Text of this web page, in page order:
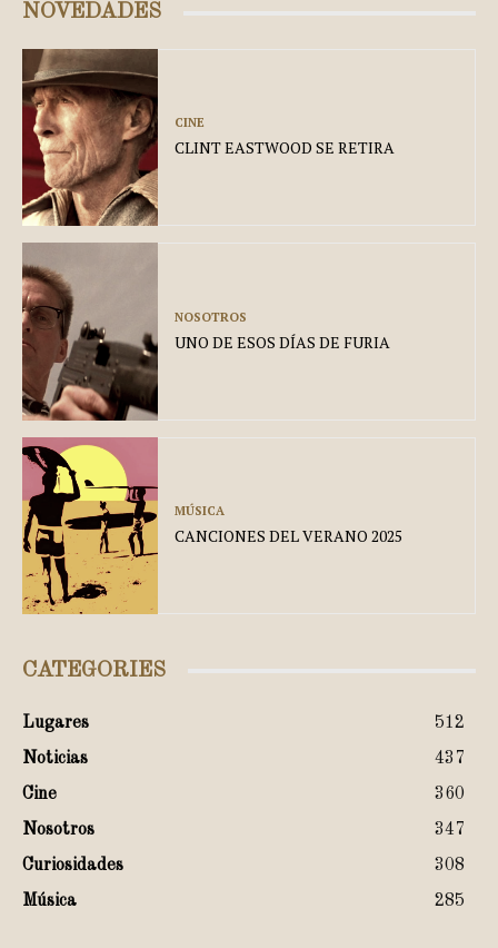
NOVEDADES
CINE
CLINT EASTWOOD SE RETIRA
NOSOTROS
UNO DE ESOS DÍAS DE FURIA
MÚSICA
CANCIONES DEL VERANO 2025
CATEGORIES
Lugares
512
Noticias
437
Cine
360
Nosotros
347
Curiosidades
308
Música
285